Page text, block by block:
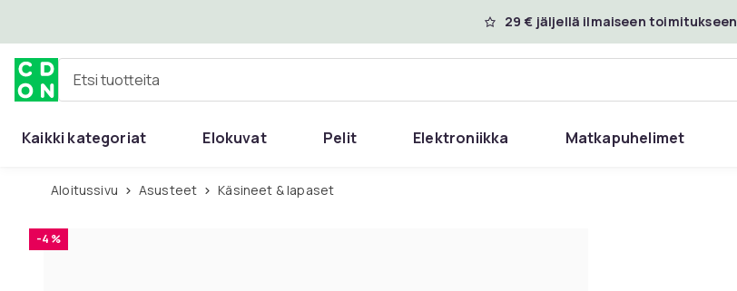
29 € jäljellä ilmaiseen toimitukseen
Etsi tuotteita
Kaikki kategoriat Elokuvat Pelit Elektroniikka Matkapuhelimet
Aloitussivu Asusteet Käsineet & lapaset
-4 %